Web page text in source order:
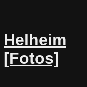
Helheim
[Fotos]